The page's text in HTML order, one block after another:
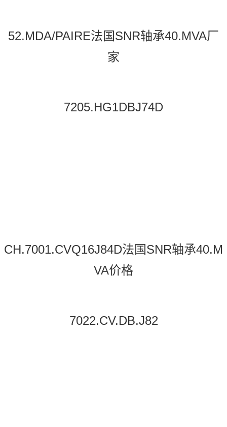
52.MDA/PAIRE法国SNR轴承40.MVA厂
家
7205.HG1DBJ74D
CH.7001.CVQ16J84D法国SNR轴承40.M
VA价格
7022.CV.DB.J82